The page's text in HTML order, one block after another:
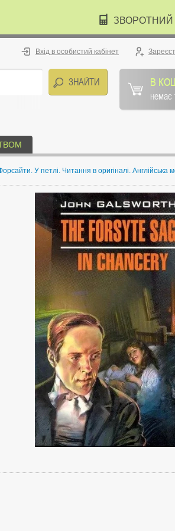
ЗВОРОТНИЙ
Вхід в особистий кабінет
В
немає
У петлі. Читання в оригіналі. Англійська